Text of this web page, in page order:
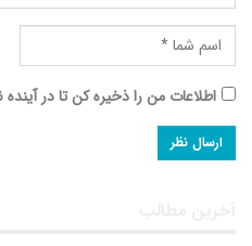
اطلاعات من را ذخیره کن تا در
آخرین مطالب